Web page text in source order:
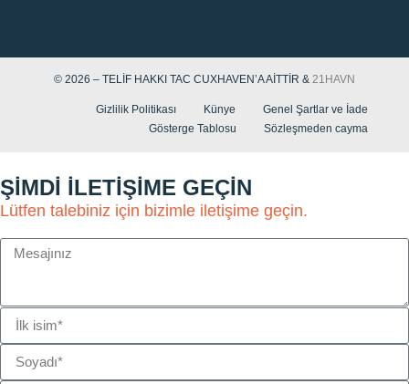
© 2026 – TELIF HAKKI TAC CUXHAVEN’A AITTIR & 21HAVN
Gizlilik Politikası Künye
Genel Şartlar ve İade
Gösterge Tablosu
Sözleşmeden cayma
ŞIMDI ILETIŞIME GEÇIN
Lütfen talebiniz için bizimle iletişime geçin.